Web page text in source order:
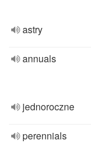
astry
annuals
jednoroczne
perennials